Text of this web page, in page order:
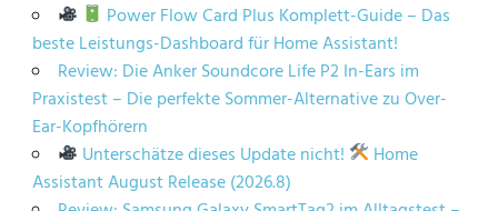
Power Flow Card Plus Komplett-Guide – Das
beste Leistungs-Dashboard für Home Assistant!
Review: Die Anker Soundcore Life P2 In-Ears im
Praxistest – Die perfekte Sommer-Alternative zu Over-
Ear-Kopfhörern
Unterschätze dieses Update nicht!
Home
Assistant August Release (2026.8)